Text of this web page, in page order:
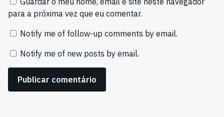
para a próxima vez que eu comentar.
Notify me of follow-up comments by email.
Notify me of new posts by email.